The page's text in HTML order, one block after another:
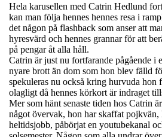
Hela karusellen med Catrin Hedlund
kan man följa hennes hennes resa i
det någon på flashback som anser att
hyresvärd och hennes grannar för att
på pengar åt alla håll.
Catrin är just nu fortfarande pågående i
nyare brott än dom som hon blev fälld
spekuleras nu också kring hurvuda hon
olagligt då hennes körkort är indraget
Mer som hänt senaste tiden hos Catrin
något övervak, hon har skaffat pojkvän,
heltidsjobb, påbörjat en youtubekanal